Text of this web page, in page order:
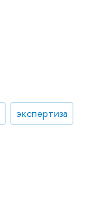
экспертиза